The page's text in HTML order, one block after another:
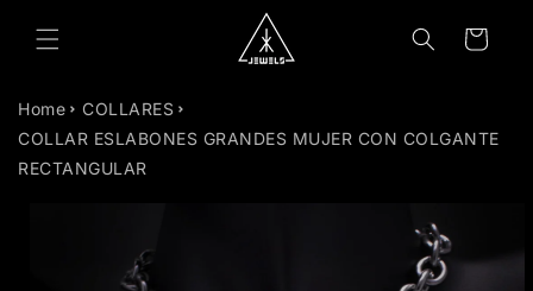
Carrito
Home
COLLARES
COLLAR ESLABONES GRANDES MUJER CON COLGANTE
RECTANGULAR